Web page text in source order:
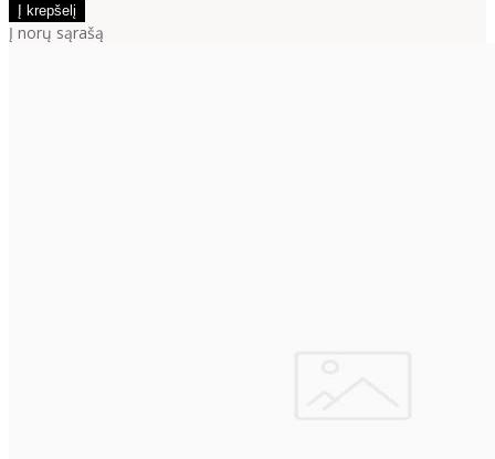
Į norų sąrašą